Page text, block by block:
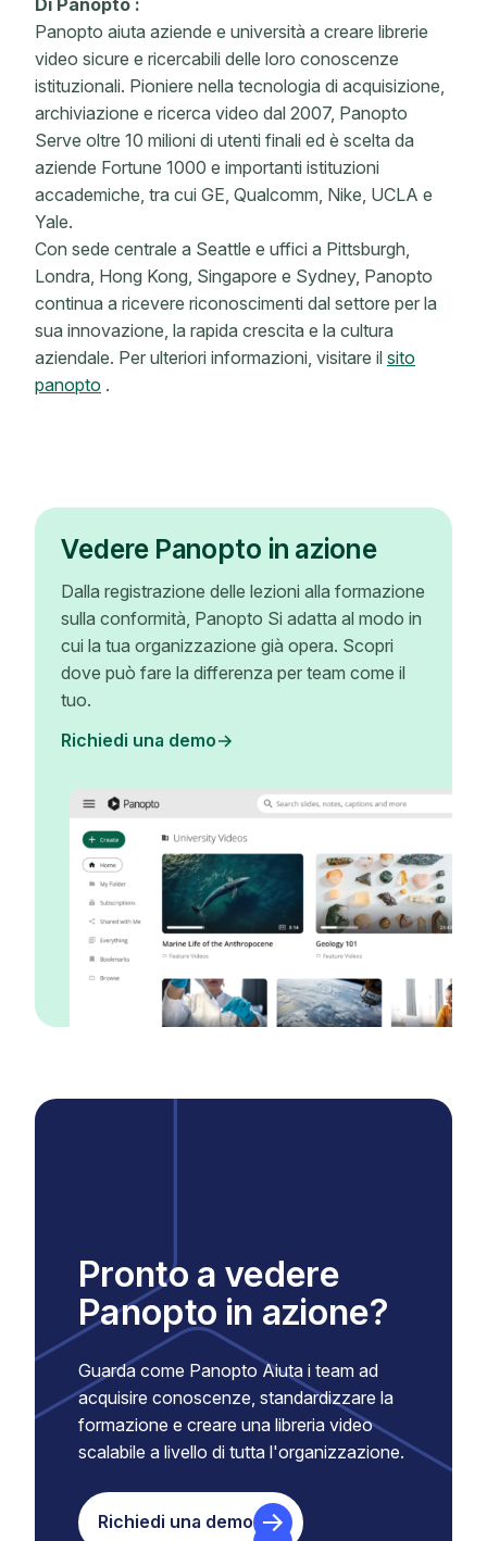
Di Panopto :
Panopto aiuta aziende e università a creare librerie
video sicure e ricercabili delle loro conoscenze
istituzionali. Pioniere nella tecnologia di acquisizione,
archiviazione e ricerca video dal 2007, Panopto
Serve oltre 10 milioni di utenti finali ed è scelta da
aziende Fortune 1000 e importanti istituzioni
accademiche, tra cui GE, Qualcomm, Nike, UCLA e
Yale.
Con sede centrale a Seattle e uffici a Pittsburgh,
Londra, Hong Kong, Singapore e Sydney, Panopto
continua a ricevere riconoscimenti dal settore per la
sua innovazione, la rapida crescita e la cultura
aziendale. Per ulteriori informazioni, visitare il sito
panopto .
Vedere Panopto in azione
Dalla registrazione delle lezioni alla formazione
sulla conformità, Panopto Si adatta al modo in
cui la tua organizzazione già opera. Scopri
dove può fare la differenza per team come il
tuo.
Richiedi una demo
Pronto a vedere
Panopto in azione?
Guarda come Panopto Aiuta i team ad
acquisire conoscenze, standardizzare la
formazione e creare una libreria video
scalabile a livello di tutta l'organizzazione.
Richiedi una demo